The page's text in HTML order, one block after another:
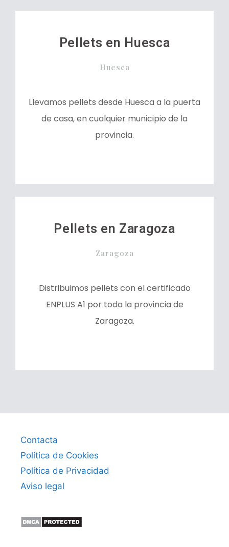
Pellets en Huesca
Huesca
Llevamos pellets desde Huesca a la puerta
de casa, en cualquier municipio de la
provincia.
Pellets en Zaragoza
Zaragoza
Distribuimos pellets con el certificado
ENPLUS A1 por toda la provincia de
Zaragoza.
Contacta
Política de Cookies
Política de Privacidad
Aviso legal